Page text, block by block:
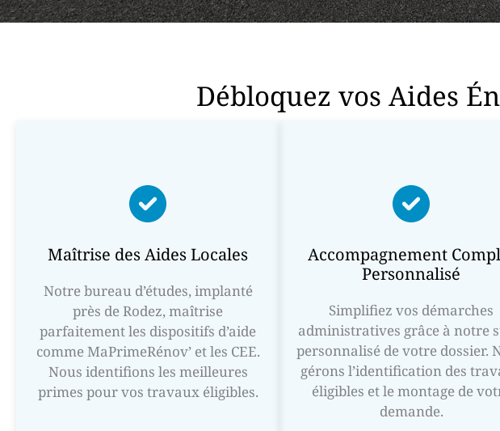
Débloquez vos Aides
Maîtrise des Aides Locales
Notre bureau d’études, implanté
près de Rodez, maîtrise
parfaitement les dispositifs d’aide
comme MaPrimeRénov’ et les CEE.
Nous identifions les meilleures
primes pour vos travaux éligibles.
Accompagnement
Personnalisé
Simplifiez vos démarches
administratives grâce à notre
personnalisé de votre dossier.
gérons l’identification des
éligibles et le montage de
demande.